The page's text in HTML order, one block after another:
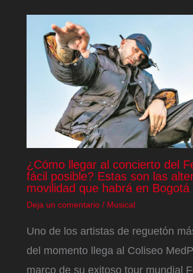
¿Cómo llegar al concierto del
fácil posible? Estas son las
movilidad que habrá en Bogotá
Deja un comentario / Musical
Uno de los artistas de reguetón
del momento llega al Coliseo
marco de su exitoso tour mundial